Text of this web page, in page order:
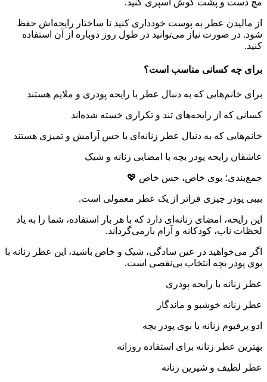
مچ دست و پشت گوش اسپری کنید.
از مالیدن عطر به پوست خودداری کنید تا ساختار رایحه‌اش حفظ
شود. در صورت نیاز می‌توانید در طول روز دوباره از آن استفاده
کنید.
برای چه کسانی مناسب است؟
برای خانم‌هایی که به دنبال عطر با رایحه پودری و ملایم هستند
کسانی که از رایحه‌های تند و تکراری خسته شده‌اند
خانم‌هایی که به دنبال عطر زنانه‌ای با حس آرامش و تمیزی هستند
عاشقان رایحه پودر بچه با امضایی زنانه و شیک
جمع‌بندی؛ بوی خاص، حس خاص 💖
بیبی پودر چیزی فراتر از یک عطر معمولی است.
این رایحه، امضای زنانه‌ای دارد که با هر بار استفاده، شما را به یاد
لحظات ناب، کودکانه و آرام بازمی‌گرداند.
اگر می‌خواهید در عین سادگی، شیک و خاص باشید، این عطر زنانه با
بوی پودر بچه انتخاب بی‌نقصی است.
عطر زنانه با رایحه پودری
عطر زنانه خوشبو و ماندگار
ادو پرفیوم زنانه با بوی پودر بچه
بهترین عطر زنانه برای استفاده روزانه
عطر لطیف و شیرین زنانه